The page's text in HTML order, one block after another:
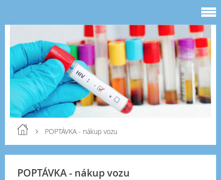
POPTÁVKA - nákup vozu
POPTÁVKA - nákup vozu